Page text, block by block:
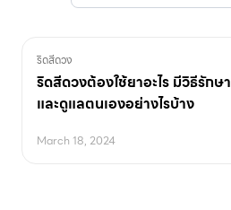
ริดสีดวง
ริดสีดวงต้องใช้ยาอะไร มีวิธีรักษา
และดูแลตนเองอย่างไรบ้าง
March 18, 2024